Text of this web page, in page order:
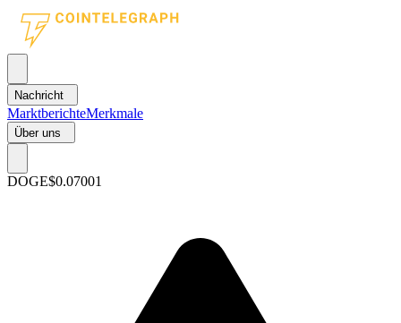
Nachricht
MarktberichteMerkmale
Über uns
DOGE$0.07001